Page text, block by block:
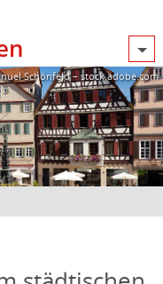
Schönfeld – stock.adobe.com